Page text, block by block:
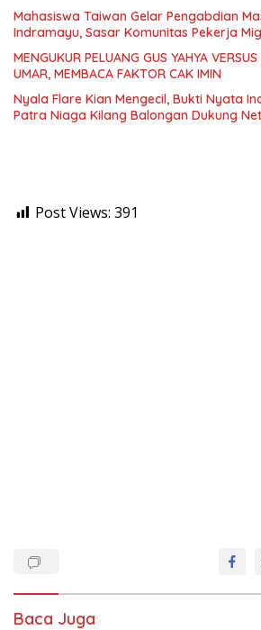
Mahasiswa Taiwan Gelar Pengabdian
Indramayu, Sasar Komunitas Pekerja
MENGUKUR PELUANG GUS YAHYA
UMAR, MEMBACA FAKTOR CAK IMIN
Nyala Flare Kian Mengecil, Bukti Nyata
Patra Niaga Kilang Balongan Dukung
Post Views: 391
Baca Juga